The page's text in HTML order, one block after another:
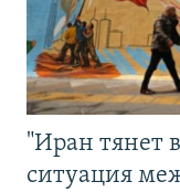
"Иран тянет
ситуация